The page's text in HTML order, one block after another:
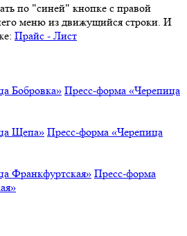
по "синей" кнопке с правой
меню из движущийся строки. И
Прайс - Лист
Пресс-форма «Черепица
Пресс-форма «Черепица
Пресс-форма